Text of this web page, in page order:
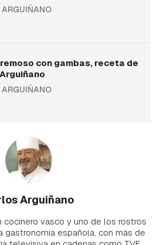
ARGUIÑANO
con gambas, receta de
ARGUIÑANO
Arguiñano
cocinero vasco y uno de los rostros
gastronomía española, con más de